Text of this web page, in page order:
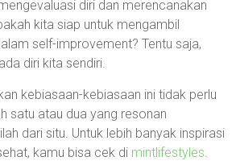
diri dan merencanakan
kita siap untuk mengambil
self-improvement? Tentu saja,
diri kita sendiri.
kebiasaan-kebiasaan ini tidak perlu
satu atau dua yang resonan
dari situ. Untuk lebih banyak inspirasi
kamu bisa cek di mintlifestyles.